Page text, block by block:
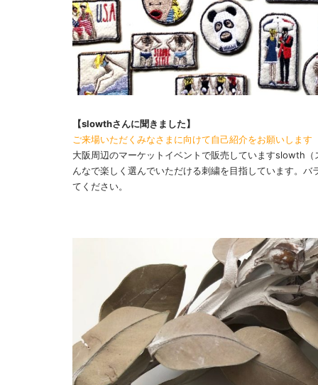
【slowthさんに聞きました】
ご来場いただくみなさまに向けて自己紹介をお願いします
大阪周辺のマーケットイベントで販売していますslowth
んなで楽しく選んでいただける刺繍を目指しています。
てください。